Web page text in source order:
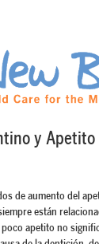
y Apetito
de aumento del
están
apetito no